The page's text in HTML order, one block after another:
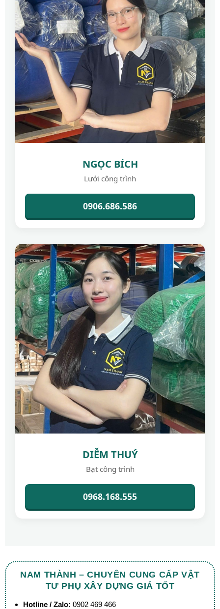
NGỌC BÍCH
Lưới công trình
0906.686.586
DIỄM THUÝ
Bạt công trình
0968.168.555
NAM THÀNH – CHUYÊN CUNG CẤP VẬT
TƯ PHỤ XÂY DỰNG GIÁ TỐT
Hotline / Zalo: 0902 469 466